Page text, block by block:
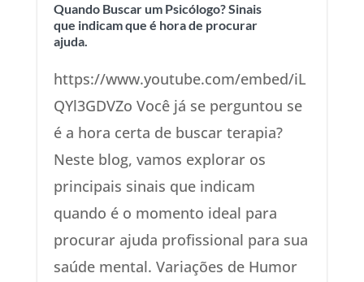
Quando Buscar um Psicólogo? Sinais
que indicam que é hora de procurar
ajuda.
https://www.youtube.com/embed/iL
QYl3GDVZo Você já se perguntou se
é a hora certa de buscar terapia?
Neste blog, vamos explorar os
principais sinais que indicam
quando é o momento ideal para
procurar ajuda profissional para sua
saúde mental. Variações de Humor